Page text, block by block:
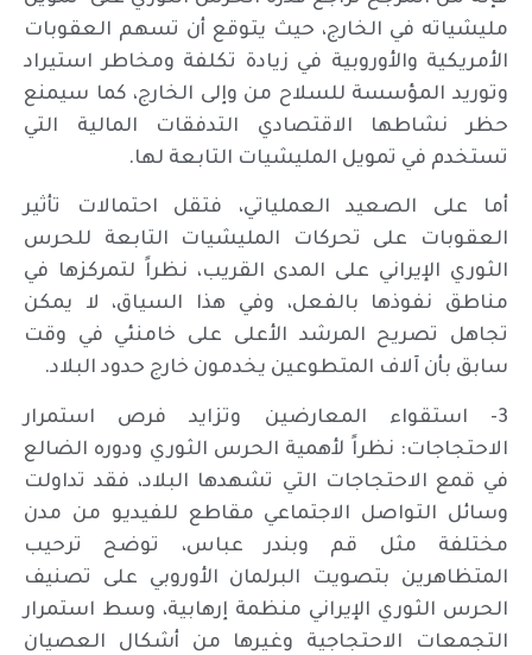
مليشياته في الخارج، حيث يتوقع أن تسهم العقوبات
الأمريكية والأوروبية في زيادة تكلفة ومخاطر استيراد
وتوريد المؤسسة للسلاح من وإلى الخارج، كما سيمنع
حظر نشاطها الاقتصادي التدفقات المالية التي
تستخدم في تمويل المليشيات التابعة لها.
أما على الصعيد العملياتي، فتقل احتمالات تأثير
العقوبات على تحركات المليشيات التابعة للحرس
الثوري الإيراني على المدى القريب، نظراً لتمركزها في
مناطق نفوذها بالفعل، وفي هذا السياق، لا يمكن
تجاهل تصريح المرشد الأعلى على خامنئي في وقت
سابق بأن آلاف المتطوعين يخدمون خارج حدود البلاد.
3- استقواء المعارضين وتزايد فرص استمرار
الاحتجاجات: نظراً لأهمية الحرس الثوري ودوره الضالع
في قمع الاحتجاجات التي تشهدها البلاد، فقد تداولت
وسائل التواصل الاجتماعي مقاطع للفيديو من مدن
مختلفة مثل قم وبندر عباس، توضح ترحيب
المتظاهرين بتصويت البرلمان الأوروبي على تصنيف
الحرس الثوري الإيراني منظمة إرهابية، وسط استمرار
التجمعات الاحتجاجية وغيرها من أشكال العصيان